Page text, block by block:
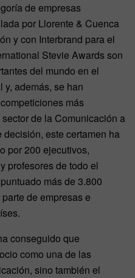
de empresas
por Llorente & Cuenca
y con Interbrand para el
Stevie Awards son
del mundo en el
y, además, se han
más
de la Comunicación a
este certamen ha
por 200 ejecutivos,
profesores de todo el
más de 3.800
de empresas e
conseguido que
como una de las
sino también el